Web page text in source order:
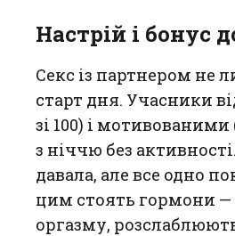
Настрій і бонус
Секс із партнером не
старт дня. Учасники
зі 100) і
з ніччю без
давала, але все одно
цим стоять гормони —
оргазму,